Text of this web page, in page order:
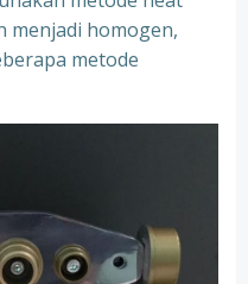
menjadi homogen,
metode